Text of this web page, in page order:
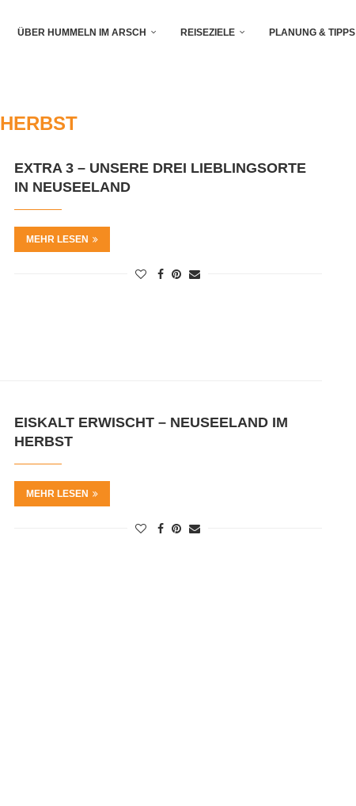
ÜBER HUMMELN IM ARSCH REISEZIELE PLANUNG & TIPPS
HERBST
EXTRA 3 – UNSERE DREI LIEBLINGSORTE
IN NEUSEELAND
MEHR LESEN
EISKALT ERWISCHT – NEUSEELAND IM
HERBST
MEHR LESEN